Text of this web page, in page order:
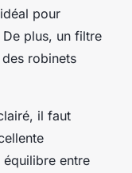
pour
plus, un filtre
robinets
il faut
entre